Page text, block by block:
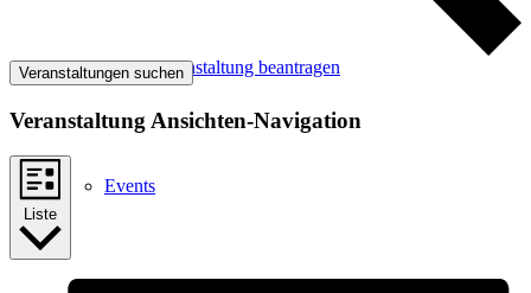
Veranstaltung beantragen
Events
Veranstaltungen suchen
Veranstaltung Ansichten-Navigation
Liste